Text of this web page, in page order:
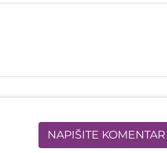
NAPIŠITE KOMENTAR